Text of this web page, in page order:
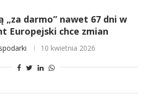
„za darmo” nawet 67 dni w
Europejski chce zmian
10 kwietnia 2026